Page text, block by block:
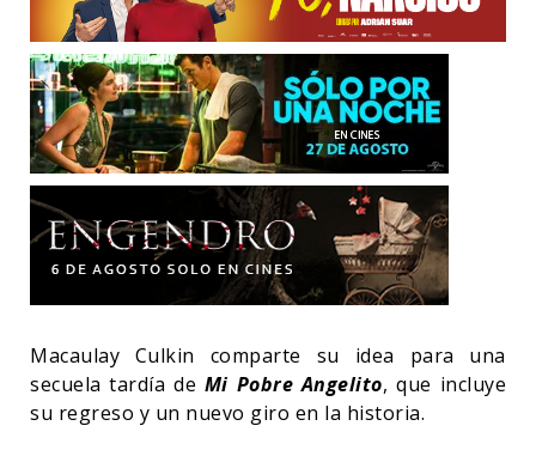
Macaulay Culkin comparte su idea para una
secuela tardía de Mi Pobre Angelito, que incluye
su regreso y un nuevo giro en la historia.